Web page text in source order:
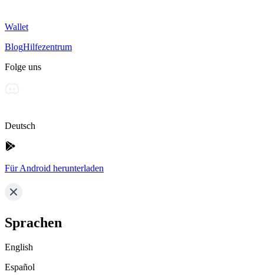
Wallet
BlogHilfezentrum
Folge uns
Deutsch
Für Android herunterladen
Sprachen
English
Español